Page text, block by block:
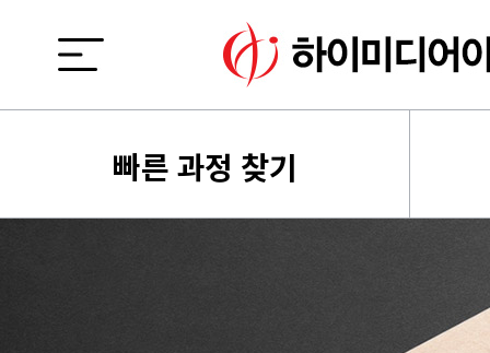
빠른 과정 찾기